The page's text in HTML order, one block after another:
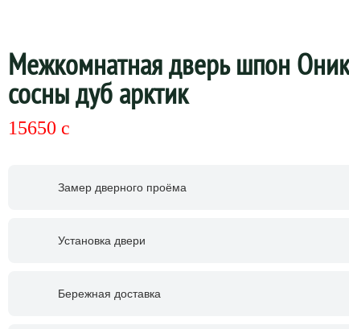
Межкомнатная дверь шпон
сосны дуб арктик
15650 c
Замер дверного проёма
Установка двери
Бережная доставка